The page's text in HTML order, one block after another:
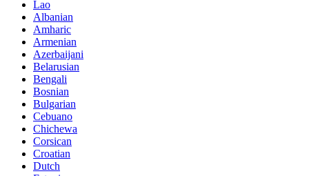
Lao
Albanian
Amharic
Armenian
Azerbaijani
Belarusian
Bengali
Bosnian
Bulgarian
Cebuano
Chichewa
Corsican
Croatian
Dutch